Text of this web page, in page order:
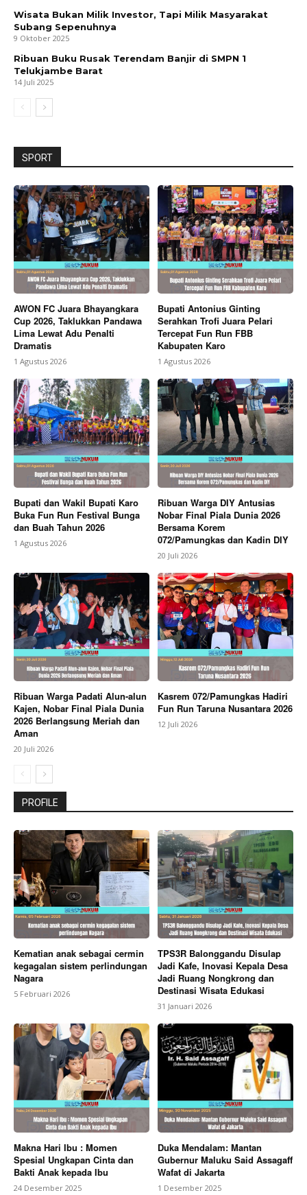
Wisata Bukan Milik Investor, Tapi Milik Masyarakat
Subang Sepenuhnya
9 Oktober 2025
Ribuan Buku Rusak Terendam Banjir di SMPN 1
Telukjambe Barat
14 Juli 2025
SPORT
AWON FC Juara Bhayangkara
Cup 2026, Taklukkan Pandawa
Lima Lewat Adu Penalti
Dramatis
1 Agustus 2026
Bupati Antonius Ginting
Serahkan Trofi Juara Pelari
Tercepat Fun Run FBB
Kabupaten Karo
1 Agustus 2026
Bupati dan Wakil Bupati Karo
Buka Fun Run Festival Bunga
dan Buah Tahun 2026
1 Agustus 2026
Ribuan Warga DIY Antusias
Nobar Final Piala Dunia 2026
Bersama Korem
072/Pamungkas dan Kadin DIY
20 Juli 2026
Ribuan Warga Padati Alun-alun
Kajen, Nobar Final Piala Dunia
2026 Berlangsung Meriah dan
Aman
20 Juli 2026
Kasrem 072/Pamungkas Hadiri
Fun Run Taruna Nusantara 2026
12 Juli 2026
PROFILE
Kematian anak sebagai cermin
kegagalan sistem perlindungan
Nagara
5 Februari 2026
TPS3R Balonggandu Disulap
Jadi Kafe, Inovasi Kepala Desa
Jadi Ruang Nongkrong dan
Destinasi Wisata Edukasi
31 Januari 2026
Makna Hari Ibu : Momen
Spesial Ungkapan Cinta dan
Bakti Anak kepada Ibu
24 Desember 2025
Duka Mendalam: Mantan
Gubernur Maluku Said Assagaff
Wafat di Jakarta
1 Desember 2025